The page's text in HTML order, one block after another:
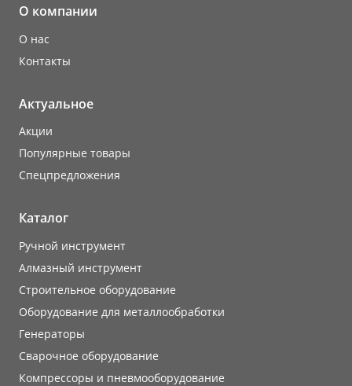
О компании
О нас
Контакты
Актуальное
Акции
Популярные товары
Cпецпредложения
Каталог
Ручной инструмент
Алмазный инструмент
Строительное оборудование
Оборудование для металлообработки
Генераторы
Сварочное оборудование
Компрессоры и пневмооборудование